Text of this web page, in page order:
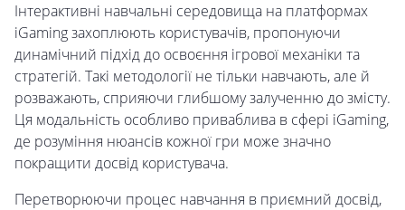
Інтерактивні навчальні середовища на платформах
iGaming захоплюють користувачів, пропонуючи
динамічний підхід до освоєння ігрової механіки та
стратегій. Такі методології не тільки навчають, але й
розважають, сприяючи глибшому залученню до змісту.
Ця модальність особливо приваблива в сфері iGaming,
де розуміння нюансів кожної гри може значно
покращити досвід користувача.
Перетворюючи процес навчання в приємний досвід,